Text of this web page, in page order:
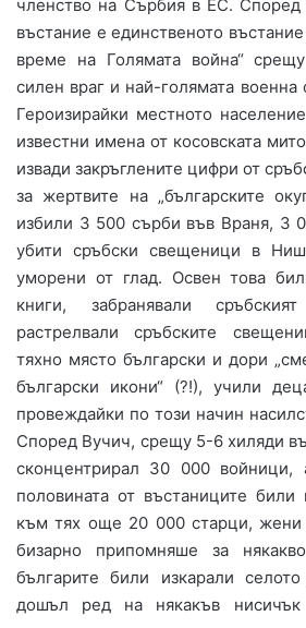
членство на Сърбия в ЕС. Според
въстание е единственото
време на Голямата война“
силен враг и най-голямата военна
Героизирайки местното
известни имена от косовската
извади закръглените цифри от
за жертвите на „българските
избили 3 500 сърби във Враня, 3
убити сръбски свещеници в
уморени от глад. Освен това
книги, забранявали
растрелвали сръбските
тяхно място български и дори
български икони“ (?!), учили
провеждайки по този начин
Според Вучич, срещу 5-6 хиляди
сконцентрирал 30 000 войници,
половината от въстаниците били
към тях още 20 000 старци,
бизарно припомняше за
българите били изкарали
дошъл ред на някакъв